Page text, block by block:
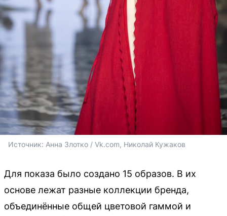
Источник: Анна Злотко / Vk.com, Николай Кужаков
Для показа было создано 15 образов. В их
основе лежат разные коллекции бренда,
объединённые общей цветовой гаммой и